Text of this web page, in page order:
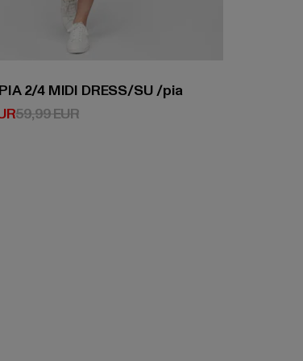
2/4 MIDI DRESS/SU /pia
Preis: 28,80 EUR
59,99 EURAktionspreis: 59,99 EUR